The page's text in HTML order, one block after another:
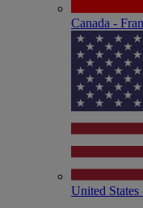
Canada -
United States